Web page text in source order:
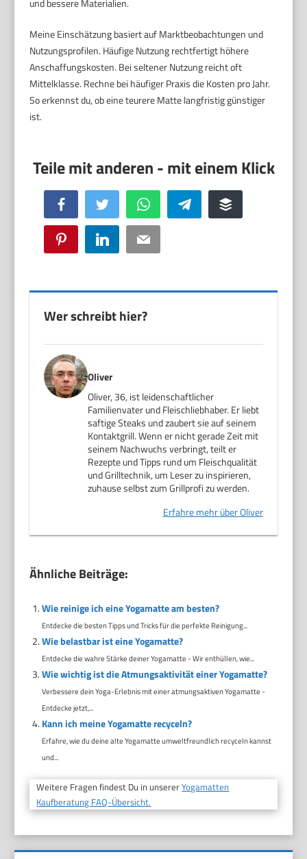
und bessere Materialien.
Meine Einschätzung basiert auf Marktbeobachtungen und
Nutzungsprofilen. Häufige Nutzung rechtfertigt höhere
Anschaffungskosten. Bei seltener Nutzung reicht oft
Mittelklasse. Rechne bei häufiger Praxis die Kosten pro Jahr.
So erkennst du, ob eine teurere Matte langfristig günstiger
ist.
Facebook Twitter WhatsApp Telegram Buffer
Pinterest LinkedIn Email
Wer schreibt hier?
Oliver
Oliver, 36, ist leidenschaftlicher
Familienvater und Fleischliebhaber. Er liebt
saftige Steaks und zaubert sie auf seinem
Kontaktgrill. Wenn er nicht gerade Zeit mit
seinem Nachwuchs verbringt, teilt er
Rezepte und Tipps rund um Fleischqualität
und Grilltechnik, um Leser zu inspirieren,
zuhause selbst zum Grillprofi zu werden.
Erfahre mehr über Oliver
Ähnliche Beiträge:
Wie reinige ich eine Yogamatte am besten?
Entdecke die besten Tipps und Tricks für die perfekte Reinigung...
Wie belastbar ist eine Yogamatte?
Entdecke die wahre Stärke deiner Yogamatte - Wir enthüllen, wie...
Wie wichtig ist die Atmungsaktivität einer Yogamatte?
Verbessere dein Yoga-Erlebnis mit einer atmungsaktiven Yogamatte -
Entdecke jetzt,...
Kann ich meine Yogamatte recyceln?
Erfahre, wie du deine alte Yogamatte umweltfreundlich recyceln kannst
und...
Weitere Fragen findest Du in unsererYogamatten
Kaufberatung FAQ-Übersicht.